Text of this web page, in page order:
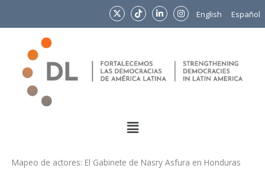
contenido
English Español
Menu
Mapeo de actores: El Gabinete de Nasry Asfura en Honduras